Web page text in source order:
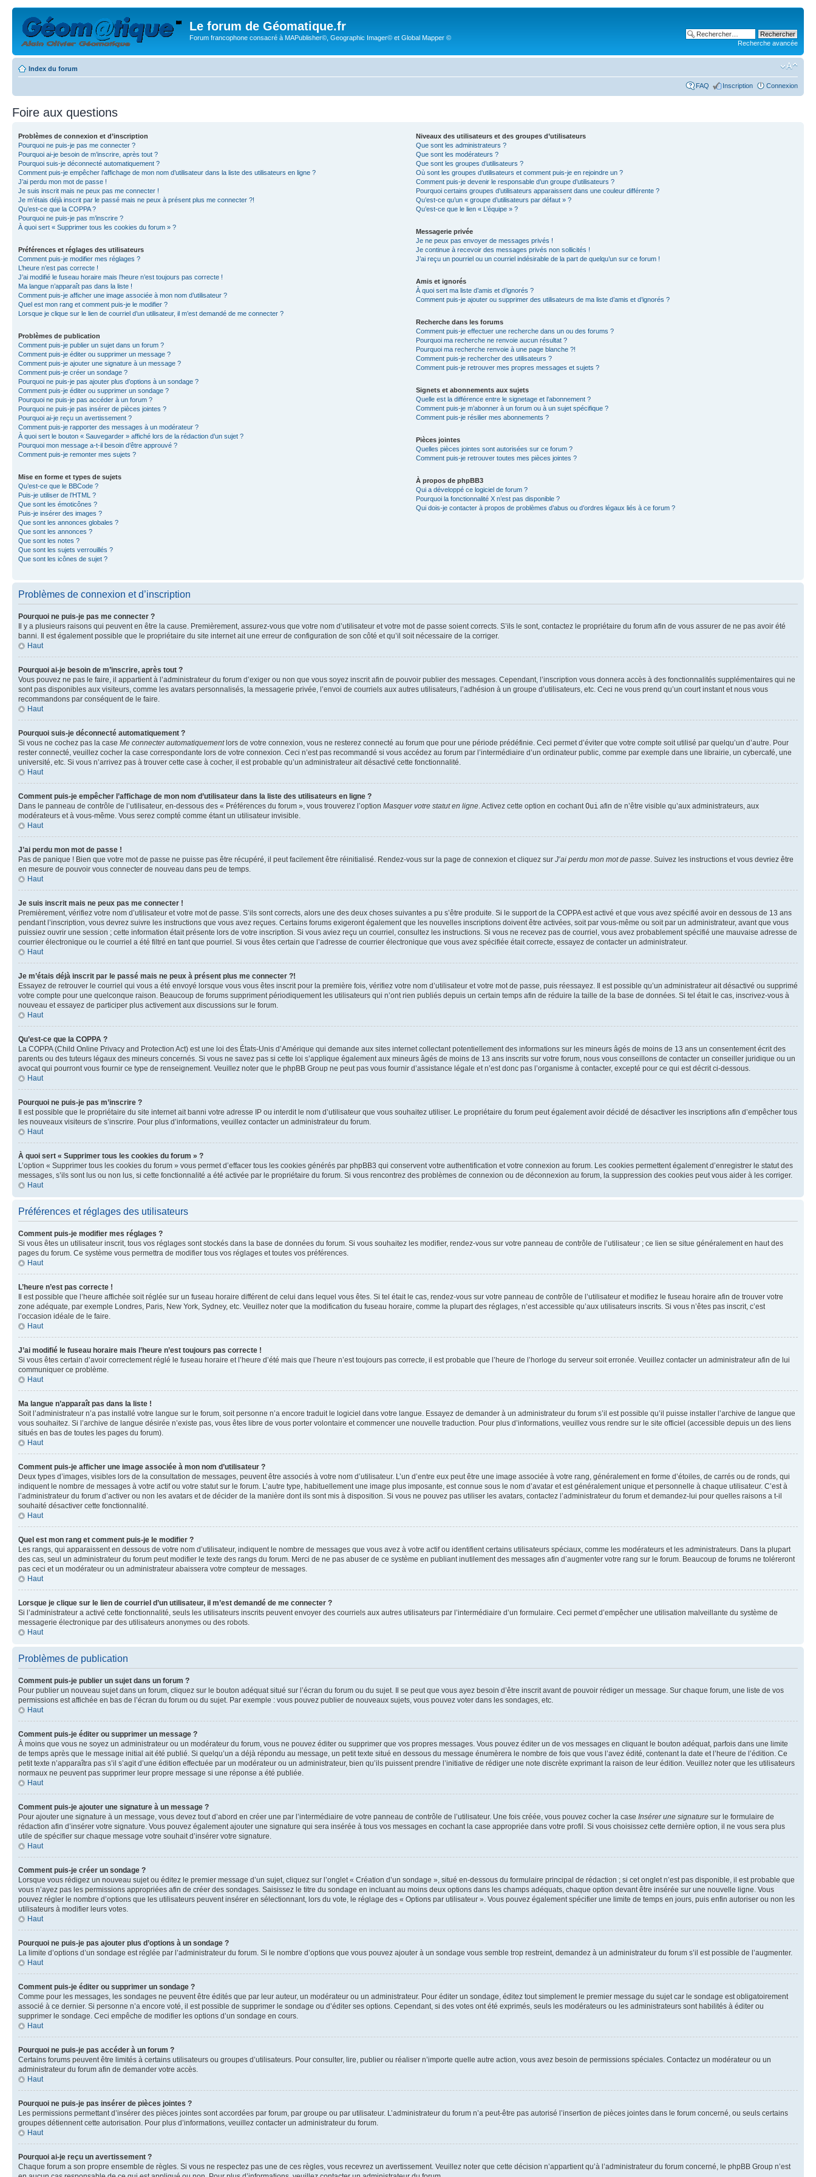
Le forum de Géomatique.fr
Forum francophone consacré à MAPublisher©, Geographic Imager© et Global Mapper ©
Recherche avancée
Index du forum
FAQ Inscription Connexion
Foire aux questions
Problèmes de connexion et d’inscription
Pourquoi ne puis-je pas me connecter ?
Pourquoi ai-je besoin de m’inscrire, après tout ?
Pourquoi suis-je déconnecté automatiquement ?
Comment puis-je empêcher l’affichage de mon nom d’utilisateur dans la liste des utilisateurs en ligne ?
J’ai perdu mon mot de passe !
Je suis inscrit mais ne peux pas me connecter !
Je m’étais déjà inscrit par le passé mais ne peux à présent plus me connecter ?!
Qu’est-ce que la COPPA ?
Pourquoi ne puis-je pas m’inscrire ?
À quoi sert « Supprimer tous les cookies du forum » ?
Préférences et réglages des utilisateurs
Comment puis-je modifier mes réglages ?
L’heure n’est pas correcte !
J’ai modifié le fuseau horaire mais l’heure n’est toujours pas correcte !
Ma langue n’apparaît pas dans la liste !
Comment puis-je afficher une image associée à mon nom d’utilisateur ?
Quel est mon rang et comment puis-je le modifier ?
Lorsque je clique sur le lien de courriel d’un utilisateur, il m’est demandé de me connecter ?
Problèmes de publication
Comment puis-je publier un sujet dans un forum ?
Comment puis-je éditer ou supprimer un message ?
Comment puis-je ajouter une signature à un message ?
Comment puis-je créer un sondage ?
Pourquoi ne puis-je pas ajouter plus d’options à un sondage ?
Comment puis-je éditer ou supprimer un sondage ?
Pourquoi ne puis-je pas accéder à un forum ?
Pourquoi ne puis-je pas insérer de pièces jointes ?
Pourquoi ai-je reçu un avertissement ?
Comment puis-je rapporter des messages à un modérateur ?
À quoi sert le bouton « Sauvegarder » affiché lors de la rédaction d’un sujet ?
Pourquoi mon message a-t-il besoin d’être approuvé ?
Comment puis-je remonter mes sujets ?
Mise en forme et types de sujets
Qu’est-ce que le BBCode ?
Puis-je utiliser de l’HTML ?
Que sont les émoticônes ?
Puis-je insérer des images ?
Que sont les annonces globales ?
Que sont les annonces ?
Que sont les notes ?
Que sont les sujets verrouillés ?
Que sont les icônes de sujet ?
Niveaux des utilisateurs et des groupes d’utilisateurs
Que sont les administrateurs ?
Que sont les modérateurs ?
Que sont les groupes d’utilisateurs ?
Où sont les groupes d’utilisateurs et comment puis-je en rejoindre un ?
Comment puis-je devenir le responsable d’un groupe d’utilisateurs ?
Pourquoi certains groupes d’utilisateurs apparaissent dans une couleur différente ?
Qu’est-ce qu’un « groupe d’utilisateurs par défaut » ?
Qu’est-ce que le lien « L’équipe » ?
Messagerie privée
Je ne peux pas envoyer de messages privés !
Je continue à recevoir des messages privés non sollicités !
J’ai reçu un pourriel ou un courriel indésirable de la part de quelqu’un sur ce forum !
Amis et ignorés
À quoi sert ma liste d’amis et d’ignorés ?
Comment puis-je ajouter ou supprimer des utilisateurs de ma liste d’amis et d’ignorés ?
Recherche dans les forums
Comment puis-je effectuer une recherche dans un ou des forums ?
Pourquoi ma recherche ne renvoie aucun résultat ?
Pourquoi ma recherche renvoie à une page blanche ?!
Comment puis-je rechercher des utilisateurs ?
Comment puis-je retrouver mes propres messages et sujets ?
Signets et abonnements aux sujets
Quelle est la différence entre le signetage et l’abonnement ?
Comment puis-je m’abonner à un forum ou à un sujet spécifique ?
Comment puis-je résilier mes abonnements ?
Pièces jointes
Quelles pièces jointes sont autorisées sur ce forum ?
Comment puis-je retrouver toutes mes pièces jointes ?
À propos de phpBB3
Qui a développé ce logiciel de forum ?
Pourquoi la fonctionnalité X n’est pas disponible ?
Qui dois-je contacter à propos de problèmes d’abus ou d’ordres légaux liés à ce forum ?
Problèmes de connexion et d’inscription
Pourquoi ne puis-je pas me connecter ?
Il y a plusieurs raisons qui peuvent en être la cause. Premièrement, assurez-vous que votre nom d’utilisateur et votre mot de passe soient corrects. S’ils le sont, contactez le propriétaire du forum afin de vous assurer de ne pas avoir été
banni. Il est également possible que le propriétaire du site internet ait une erreur de configuration de son côté et qu’il soit nécessaire de la corriger.
Haut
Pourquoi ai-je besoin de m’inscrire, après tout ?
Vous pouvez ne pas le faire, il appartient à l’administrateur du forum d’exiger ou non que vous soyez inscrit afin de pouvoir publier des messages. Cependant, l’inscription vous donnera accès à des fonctionnalités supplémentaires qui ne
sont pas disponibles aux visiteurs, comme les avatars personnalisés, la messagerie privée, l’envoi de courriels aux autres utilisateurs, l’adhésion à un groupe d’utilisateurs, etc. Ceci ne vous prend qu’un court instant et nous vous
recommandons par conséquent de le faire.
Haut
Pourquoi suis-je déconnecté automatiquement ?
Si vous ne cochez pas la case Me connecter automatiquementlors de votre connexion, vous ne resterez connecté au forum que pour une période prédéfinie. Ceci permet d’éviter que votre compte soit utilisé par quelqu’un d’autre. Pour
rester connecté, veuillez cocher la case correspondante lors de votre connexion. Ceci n’est pas recommandé si vous accédez au forum par l’intermédiaire d’un ordinateur public, comme par exemple dans une librairie, un cybercafé, une
université, etc. Si vous n’arrivez pas à trouver cette case à cocher, il est probable qu’un administrateur ait désactivé cette fonctionnalité.
Haut
Comment puis-je empêcher l’affichage de mon nom d’utilisateur dans la liste des utilisateurs en ligne ?
Dans le panneau de contrôle de l’utilisateur, en-dessous des « Préférences du forum », vous trouverez l’option Masquer votre statut en ligne . Activez cette option en cochant Oui afin de n’être visible qu’aux administrateurs, aux
modérateurs et à vous-même. Vous serez compté comme étant un utilisateur invisible.
Haut
J’ai perdu mon mot de passe !
Pas de panique ! Bien que votre mot de passe ne puisse pas être récupéré, il peut facilement être réinitialisé. Rendez-vous sur la page de connexion et cliquez sur J’ai perdu mon mot de passe . Suivez les instructions et vous devriez être
en mesure de pouvoir vous connecter de nouveau dans peu de temps.
Haut
Je suis inscrit mais ne peux pas me connecter !
Premièrement, vérifiez votre nom d’utilisateur et votre mot de passe. S’ils sont corrects, alors une des deux choses suivantes a pu s’être produite. Si le support de la COPPA est activé et que vous avez spécifié avoir en dessous de 13 ans
pendant l’inscription, vous devrez suivre les instructions que vous avez reçues. Certains forums exigeront également que les nouvelles inscriptions doivent être activées, soit par vous-même ou soit par un administrateur, avant que vous
puissiez ouvrir une session ; cette information était présente lors de votre inscription. Si vous aviez reçu un courriel, consultez les instructions. Si vous ne recevez pas de courriel, vous avez probablement spécifié une mauvaise adresse de
courrier électronique ou le courriel a été filtré en tant que pourriel. Si vous êtes certain que l’adresse de courrier électronique que vous avez spécifiée était correcte, essayez de contacter un administrateur.
Haut
Je m’étais déjà inscrit par le passé mais ne peux à présent plus me connecter ?!
Essayez de retrouver le courriel qui vous a été envoyé lorsque vous vous êtes inscrit pour la première fois, vérifiez votre nom d’utilisateur et votre mot de passe, puis réessayez. Il est possible qu’un administrateur ait désactivé ou supprimé
votre compte pour une quelconque raison. Beaucoup de forums suppriment périodiquement les utilisateurs qui n’ont rien publiés depuis un certain temps afin de réduire la taille de la base de données. Si tel était le cas, inscrivez-vous à
nouveau et essayez de participer plus activement aux discussions sur le forum.
Haut
Qu’est-ce que la COPPA ?
La COPPA (Child Online Privacy and Protection Act) est une loi des États-Unis d’Amérique qui demande aux sites internet collectant potentiellement des informations sur les mineurs âgés de moins de 13 ans un consentement écrit des
parents ou des tuteurs légaux des mineurs concernés. Si vous ne savez pas si cette loi s’applique également aux mineurs âgés de moins de 13 ans inscrits sur votre forum, nous vous conseillons de contacter un conseiller juridique ou un
avocat qui pourront vous fournir ce type de renseignement. Veuillez noter que le phpBB Group ne peut pas vous fournir d’assistance légale et n’est donc pas l’organisme à contacter, excepté pour ce qui est décrit ci-dessous.
Haut
Pourquoi ne puis-je pas m’inscrire ?
Il est possible que le propriétaire du site internet ait banni votre adresse IP ou interdit le nom d’utilisateur que vous souhaitez utiliser. Le propriétaire du forum peut également avoir décidé de désactiver les inscriptions afin d’empêcher tous
les nouveaux visiteurs de s’inscrire. Pour plus d’informations, veuillez contacter un administrateur du forum.
Haut
À quoi sert « Supprimer tous les cookies du forum » ?
L’option « Supprimer tous les cookies du forum » vous permet d’effacer tous les cookies générés par phpBB3 qui conservent votre authentification et votre connexion au forum. Les cookies permettent également d’enregistrer le statut des
messages, s’ils sont lus ou non lus, si cette fonctionnalité a été activée par le propriétaire du forum. Si vous rencontrez des problèmes de connexion ou de déconnexion au forum, la suppression des cookies peut vous aider à les corriger.
Haut
Préférences et réglages des utilisateurs
Comment puis-je modifier mes réglages ?
Si vous êtes un utilisateur inscrit, tous vos réglages sont stockés dans la base de données du forum. Si vous souhaitez les modifier, rendez-vous sur votre panneau de contrôle de l’utilisateur ; ce lien se situe généralement en haut des
pages du forum. Ce système vous permettra de modifier tous vos réglages et toutes vos préférences.
Haut
L’heure n’est pas correcte !
Il est possible que l’heure affichée soit réglée sur un fuseau horaire différent de celui dans lequel vous êtes. Si tel était le cas, rendez-vous sur votre panneau de contrôle de l’utilisateur et modifiez le fuseau horaire afin de trouver votre
zone adéquate, par exemple Londres, Paris, New York, Sydney, etc. Veuillez noter que la modification du fuseau horaire, comme la plupart des réglages, n’est accessible qu’aux utilisateurs inscrits. Si vous n’êtes pas inscrit, c’est
l’occasion idéale de le faire.
Haut
J’ai modifié le fuseau horaire mais l’heure n’est toujours pas correcte !
Si vous êtes certain d’avoir correctement réglé le fuseau horaire et l’heure d’été mais que l’heure n’est toujours pas correcte, il est probable que l’heure de l’horloge du serveur soit erronée. Veuillez contacter un administrateur afin de lui
communiquer ce problème.
Haut
Ma langue n’apparaît pas dans la liste !
Soit l’administrateur n’a pas installé votre langue sur le forum, soit personne n’a encore traduit le logiciel dans votre langue. Essayez de demander à un administrateur du forum s’il est possible qu’il puisse installer l’archive de langue que
vous souhaitez. Si l’archive de langue désirée n’existe pas, vous êtes libre de vous porter volontaire et commencer une nouvelle traduction. Pour plus d’informations, veuillez vous rendre sur le site officiel (accessible depuis un des liens
situés en bas de toutes les pages du forum).
Haut
Comment puis-je afficher une image associée à mon nom d’utilisateur ?
Deux types d’images, visibles lors de la consultation de messages, peuvent être associés à votre nom d’utilisateur. L’un d’entre eux peut être une image associée à votre rang, généralement en forme d’étoiles, de carrés ou de ronds, qui
indiquent le nombre de messages à votre actif ou votre statut sur le forum. L’autre type, habituellement une image plus imposante, est connue sous le nom d’avatar et est généralement unique et personnelle à chaque utilisateur. C’est à
l’administrateur du forum d’activer ou non les avatars et de décider de la manière dont ils sont mis à disposition. Si vous ne pouvez pas utiliser les avatars, contactez l’administrateur du forum et demandez-lui pour quelles raisons a t-il
souhaité désactiver cette fonctionnalité.
Haut
Quel est mon rang et comment puis-je le modifier ?
Les rangs, qui apparaissent en dessous de votre nom d’utilisateur, indiquent le nombre de messages que vous avez à votre actif ou identifient certains utilisateurs spéciaux, comme les modérateurs et les administrateurs. Dans la plupart
des cas, seul un administrateur du forum peut modifier le texte des rangs du forum. Merci de ne pas abuser de ce système en publiant inutilement des messages afin d’augmenter votre rang sur le forum. Beaucoup de forums ne toléreront
pas ceci et un modérateur ou un administrateur abaissera votre compteur de messages.
Haut
Lorsque je clique sur le lien de courriel d’un utilisateur, il m’est demandé de me connecter ?
Si l’administrateur a activé cette fonctionnalité, seuls les utilisateurs inscrits peuvent envoyer des courriels aux autres utilisateurs par l’intermédiaire d’un formulaire. Ceci permet d’empêcher une utilisation malveillante du système de
messagerie électronique par des utilisateurs anonymes ou des robots.
Haut
Problèmes de publication
Comment puis-je publier un sujet dans un forum ?
Pour publier un nouveau sujet dans un forum, cliquez sur le bouton adéquat situé sur l’écran du forum ou du sujet. Il se peut que vous ayez besoin d’être inscrit avant de pouvoir rédiger un message. Sur chaque forum, une liste de vos
permissions est affichée en bas de l’écran du forum ou du sujet. Par exemple : vous pouvez publier de nouveaux sujets, vous pouvez voter dans les sondages, etc.
Haut
Comment puis-je éditer ou supprimer un message ?
À moins que vous ne soyez un administrateur ou un modérateur du forum, vous ne pouvez éditer ou supprimer que vos propres messages. Vous pouvez éditer un de vos messages en cliquant le bouton adéquat, parfois dans une limite
de temps après que le message initial ait été publié. Si quelqu’un a déjà répondu au message, un petit texte situé en dessous du message énumèrera le nombre de fois que vous l’avez édité, contenant la date et l’heure de l’édition. Ce
petit texte n’apparaîtra pas s’il s’agit d’une édition effectuée par un modérateur ou un administrateur, bien qu’ils puissent prendre l’initiative de rédiger une note discrète exprimant la raison de leur édition. Veuillez noter que les utilisateurs
normaux ne peuvent pas supprimer leur propre message si une réponse a été publiée.
Haut
Comment puis-je ajouter une signature à un message ?
Pour ajouter une signature à un message, vous devez tout d’abord en créer une par l’intermédiaire de votre panneau de contrôle de l’utilisateur. Une fois créée, vous pouvez cocher la case Insérer une signature sur le formulaire de
rédaction afin d’insérer votre signature. Vous pouvez également ajouter une signature qui sera insérée à tous vos messages en cochant la case appropriée dans votre profil. Si vous choisissez cette dernière option, il ne vous sera plus
utile de spécifier sur chaque message votre souhait d’insérer votre signature.
Haut
Comment puis-je créer un sondage ?
Lorsque vous rédigez un nouveau sujet ou éditez le premier message d’un sujet, cliquez sur l’onglet « Création d’un sondage », situé en-dessous du formulaire principal de rédaction ; si cet onglet n’est pas disponible, il est probable que
vous n’ayez pas les permissions appropriées afin de créer des sondages. Saisissez le titre du sondage en incluant au moins deux options dans les champs adéquats, chaque option devant être insérée sur une nouvelle ligne. Vous
pouvez régler le nombre d’options que les utilisateurs peuvent insérer en sélectionnant, lors du vote, le réglage des « Options par utilisateur ». Vous pouvez également spécifier une limite de temps en jours, puis enfin autoriser ou non les
utilisateurs à modifier leurs votes.
Haut
Pourquoi ne puis-je pas ajouter plus d’options à un sondage ?
La limite d’options d’un sondage est réglée par l’administrateur du forum. Si le nombre d’options que vous pouvez ajouter à un sondage vous semble trop restreint, demandez à un administrateur du forum s’il est possible de l’augmenter.
Haut
Comment puis-je éditer ou supprimer un sondage ?
Comme pour les messages, les sondages ne peuvent être édités que par leur auteur, un modérateur ou un administrateur. Pour éditer un sondage, éditez tout simplement le premier message du sujet car le sondage est obligatoirement
associé à ce dernier. Si personne n’a encore voté, il est possible de supprimer le sondage ou d’éditer ses options. Cependant, si des votes ont été exprimés, seuls les modérateurs ou les administrateurs sont habilités à éditer ou
supprimer le sondage. Ceci empêche de modifier les options d’un sondage en cours.
Haut
Pourquoi ne puis-je pas accéder à un forum ?
Certains forums peuvent être limités à certains utilisateurs ou groupes d’utilisateurs. Pour consulter, lire, publier ou réaliser n’importe quelle autre action, vous avez besoin de permissions spéciales. Contactez un modérateur ou un
administrateur du forum afin de demander votre accès.
Haut
Pourquoi ne puis-je pas insérer de pièces jointes ?
Les permissions permettant d’insérer des pièces jointes sont accordées par forum, par groupe ou par utilisateur. L’administrateur du forum n’a peut-être pas autorisé l’insertion de pièces jointes dans le forum concerné, ou seuls certains
groupes détiennent cette autorisation. Pour plus d’informations, veuillez contacter un administrateur du forum.
Haut
Pourquoi ai-je reçu un avertissement ?
Chaque forum a son propre ensemble de règles. Si vous ne respectez pas une de ces règles, vous recevrez un avertissement. Veuillez noter que cette décision n’appartient qu’à l’administrateur du forum concerné, le phpBB Group n’est